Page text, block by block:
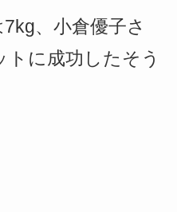
、小倉優子さ
に成功したそう